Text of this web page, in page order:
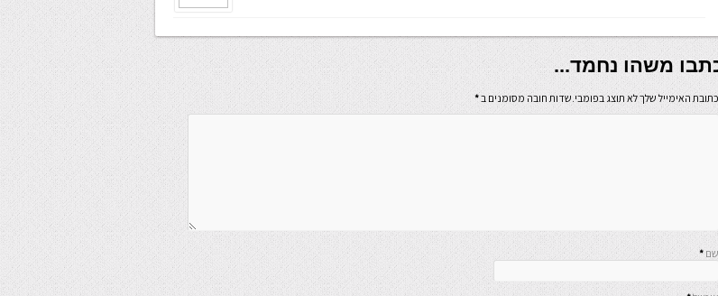
משהו נחמד...
כתובת האימייל שלך לא תוצג בפומבי.שדות חובה מסומנים ב*
שם *